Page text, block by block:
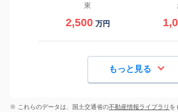
東
2,500 万円
もっと見る
※ これらのデータは、国土交通省の不動産情報ライブラリ を